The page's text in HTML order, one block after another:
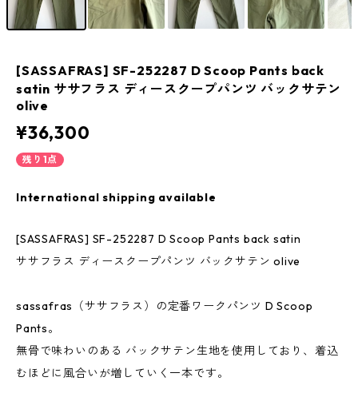
[SASSAFRAS] SF-252287 D Scoop Pants back
satin ササフラス ディースクープパンツ バックサテン
olive
¥36,300
残り1点
International shipping available
[SASSAFRAS] SF-252287 D Scoop Pants back satin
ササフラス ディースクープパンツ バックサテン olive
sassafras（ササフラス）の定番ワークパンツ D Scoop
Pants。
無骨で味わいのある バックサテン生地を使用しており、着込
むほどに風合いが増していく一本です。